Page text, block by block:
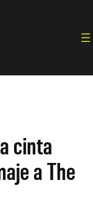
cinta
a The